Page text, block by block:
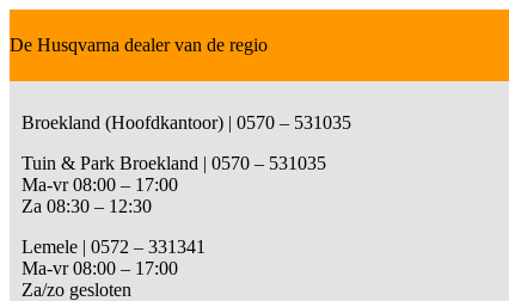
De Husqvarna dealer van de regio
Broekland (Hoofdkantoor) | 0570 – 531035
Tuin & Park Broekland | 0570 – 531035
Ma-vr 08:00 – 17:00
Za 08:30 – 12:30
Lemele | 0572 – 331341
Ma-vr 08:00 – 17:00
Za/zo gesloten